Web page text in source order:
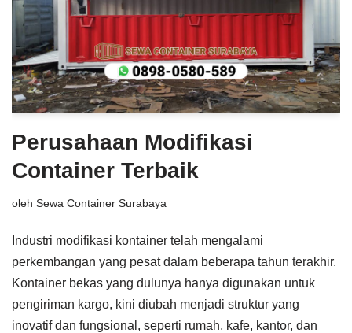
Perusahaan Modifikasi
Container Terbaik
oleh Sewa Container Surabaya
Industri modifikasi kontainer telah mengalami
perkembangan yang pesat dalam beberapa tahun terakhir.
Kontainer bekas yang dulunya hanya digunakan untuk
pengiriman kargo, kini diubah menjadi struktur yang
inovatif dan fungsional, seperti rumah, kafe, kantor, dan